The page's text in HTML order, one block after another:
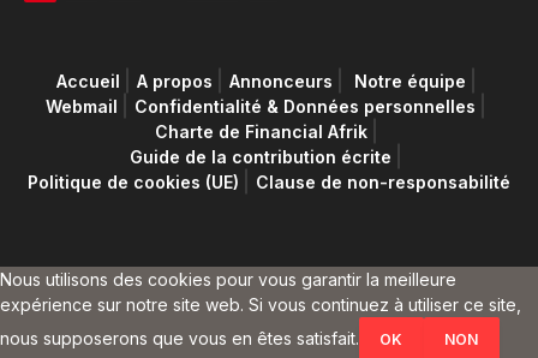
Accueil A propos Annonceurs
Notre équipe
Webmail
Confidentialité & Données personnelles
Charte de Financial Afrik
Guide de la contribution écrite
Politique de cookies (UE)
Clause de non-responsabilité
Nous utilisons des cookies pour vous garantir la meilleure
expérience sur notre site web. Si vous continuez à utiliser ce site,
nous supposerons que vous en êtes satisfait.
OK NON